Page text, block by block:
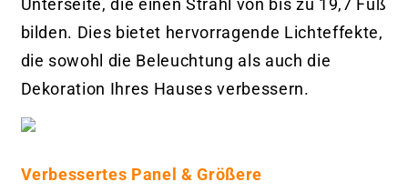
Unterseite, die einen Strahl von bis zu 19,7 Fuß
bilden. Dies bietet hervorragende Lichteffekte,
die sowohl die Beleuchtung als auch die
Dekoration Ihres Hauses verbessern.
Verbessertes Panel & Größere